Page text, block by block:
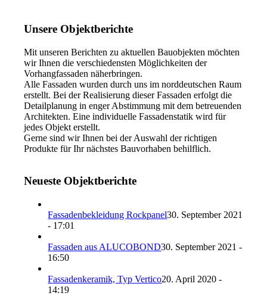
Unsere Objektberichte
Mit unseren Berichten zu aktuellen Bauobjekten möchten
wir Ihnen die verschiedensten Möglichkeiten der
Vorhangfassaden näherbringen.
Alle Fassaden wurden durch uns im norddeutschen Raum
erstellt. Bei der Realisierung dieser Fassaden erfolgt die
Detailplanung in enger Abstimmung mit dem betreuenden
Architekten. Eine individuelle Fassadenstatik wird für
jedes Objekt erstellt.
Gerne sind wir Ihnen bei der Auswahl der richtigen
Produkte für Ihr nächstes Bauvorhaben behilflich.
Neueste Objektberichte
Fassadenbekleidung Rockpanel30. September 2021
- 17:01
Fassaden aus ALUCOBOND30. September 2021 -
16:50
Fassadenkeramik, Typ Vertico20. April 2020 -
14:19